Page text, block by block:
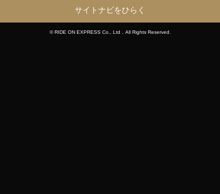
サイトナビをひらく
© RIDE ON EXPRESS Co., Ltd．All Rights Reserved.